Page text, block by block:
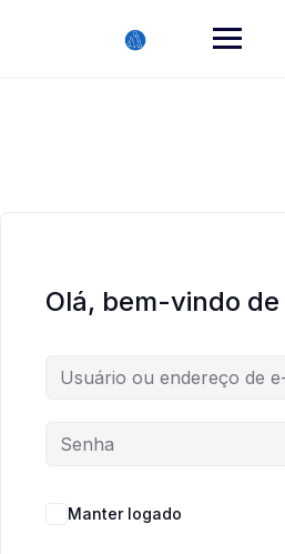
Olá, bem-vindo
Manter logado